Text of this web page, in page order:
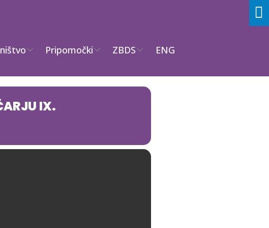
Pripomočki ZBDS ENG
IX.